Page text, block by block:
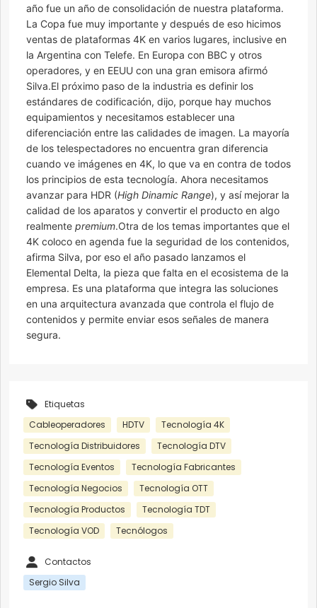
año fue un año de consolidación de nuestra plataforma.
La Copa fue muy importante y después de eso hicimos
ventas de plataformas 4K en varios lugares, inclusive en
la Argentina con Telefe. En Europa con BBC y otros
operadores, y en EEUU con una gran emisora afirmó
Silva.El próximo paso de la industria es definir los
estándares de codificación, dijo, porque hay muchos
equipamientos y necesitamos establecer una
diferenciación entre las calidades de imagen. La mayoría
de los telespectadores no encuentra gran diferencia
cuando ve imágenes en 4K, lo que va en contra de todos
los principios de esta tecnología. Ahora necesitamos
avanzar para HDR (High Dinamic Range), y así mejorar la
calidad de los aparatos y convertir el producto en algo
realmente premium.Otra de los temas importantes que el
4K coloco en agenda fue la seguridad de los contenidos,
afirma Silva, por eso el año pasado lanzamos el
Elemental Delta, la pieza que falta en el ecosistema de la
empresa. Es una plataforma que integra las soluciones
en una arquitectura avanzada que controla el flujo de
contenidos y permite enviar esos señales de manera
segura.
Etiquetas
Cableoperadores
HDTV
Tecnología 4K
Tecnología Distribuidores
Tecnología DTV
Tecnología Eventos
Tecnología Fabricantes
Tecnología Negocios
Tecnología OTT
Tecnología Productos
Tecnología TDT
Tecnología VOD
Tecnólogos
Contactos
Sergio Silva